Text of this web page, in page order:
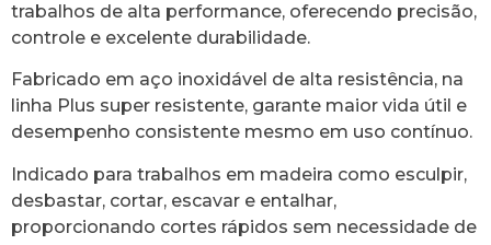
trabalhos de alta performance, oferecendo precisão,
controle e excelente durabilidade.
Fabricado em aço inoxidável de alta resistência, na
linha Plus super resistente, garante maior vida útil e
desempenho consistente mesmo em uso contínuo.
Indicado para trabalhos em madeira como esculpir,
desbastar, cortar, escavar e entalhar,
proporcionando cortes rápidos sem necessidade de